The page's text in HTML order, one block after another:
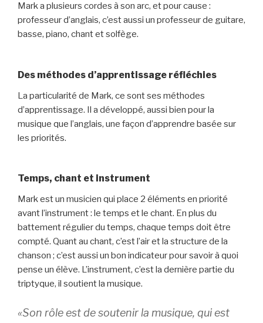
Mark a plusieurs cordes à son arc, et pour cause :
professeur d’anglais, c’est aussi un professeur de guitare,
basse, piano, chant et solfège.
Des méthodes d’apprentissage réfléchies
La particularité de Mark, ce sont ses méthodes
d’apprentissage. Il a développé, aussi bien pour la
musique que l’anglais, une façon d’apprendre basée sur
les priorités.
Temps, chant et instrument
Mark est un musicien qui place 2 éléments en priorité
avant l’instrument : le temps et le chant. En plus du
battement régulier du temps, chaque temps doit être
compté. Quant au chant, c’est l’air et la structure de la
chanson ; c’est aussi un bon indicateur pour savoir à quoi
pense un élève. L’instrument, c’est la dernière partie du
triptyque, il soutient la musique.
«Son rôle est de soutenir la musique, qui est